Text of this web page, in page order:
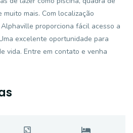
mais. Com localização
proporciona fácil acesso a
excelente oportunidade para
vida. Entre em contato e venha